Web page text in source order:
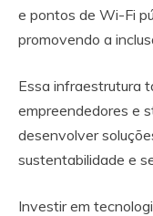
e pontos de Wi-Fi
promovendo a
Essa infraestrutura
empreendedores e
desenvolver
sustentabilidade e
Investir em